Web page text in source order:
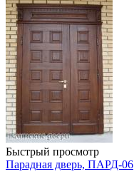
Быстрый просмотр
Парадная дверь, ПАРД-06